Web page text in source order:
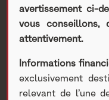
Le
avertissement ci-
vous
attentivement.
Informations
exclusivement
relevant de l’une